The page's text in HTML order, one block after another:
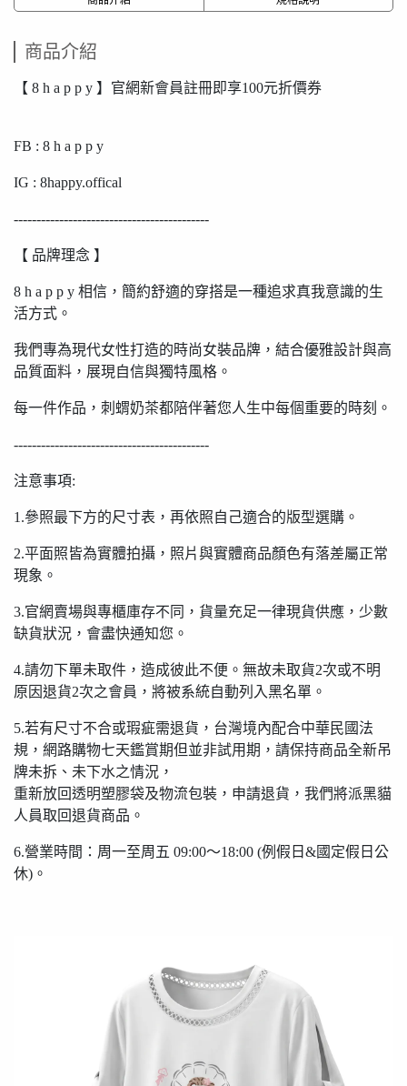
商品介紹
【 8 h a p p y 】官網新會員註冊即享100元折價券
FB : 8 h a p p y
IG : 8happy.offical
-------------------------------------------
【 品牌理念 】
8 h a p p y 相信，簡約舒適的穿搭是一種追求真我意識的生
活方式。
我們專為現代女性打造的時尚女裝品牌，結合優雅設計與高
品質面料，展現自信與獨特風格。
每一件作品，刺蝟奶茶都陪伴著您人生中每個重要的時刻。
-------------------------------------------
注意事項:
1.參照最下方的尺寸表，再依照自己適合的版型選購。
2.平面照皆為實體拍攝，照片與實體商品顏色有落差屬正常
現象。
3.官網賣場與專櫃庫存不同，貨量充足一律現貨供應，少數
缺貨狀況，會盡快通知您。
4.請勿下單未取件，造成彼此不便。無故未取貨2次或不明
原因退貨2次之會員，將被系統自動列入黑名單。
5.若有尺寸不合或瑕疵需退貨，台灣境內配合中華民國法
規，網路購物七天鑑賞期但並非試用期，請保持商品全新吊
牌未拆、未下水之情況，
重新放回透明塑膠袋及物流包裝，申請退貨，我們將派黑貓
人員取回退貨商品。
6.營業時間：周一至周五 09:00〜18:00 (例假日&國定假日公
休)。